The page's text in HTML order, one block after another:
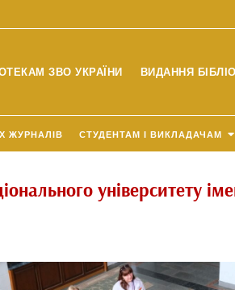
ЗВО УКРАЇНИ ВИДАННЯ
ЖУРНАЛІВ СТУДЕНТАМ І ВИКЛАДАЧАМ
університету